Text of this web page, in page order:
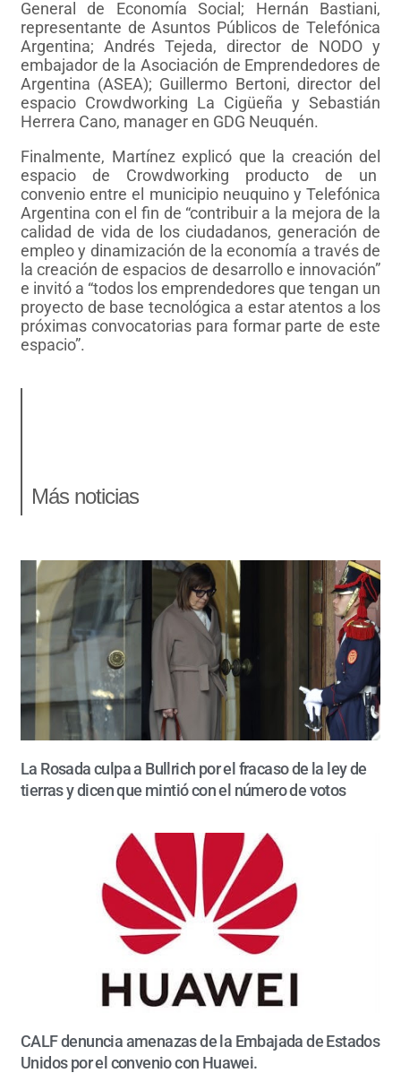
General de Economía Social; Hernán Bastiani,
representante de Asuntos Públicos de Telefónica
Argentina; Andrés Tejeda, director de NODO y
embajador de la Asociación de Emprendedores de
Argentina (ASEA); Guillermo Bertoni, director del
espacio Crowdworking La Cigüeña y Sebastián
Herrera Cano, manager en GDG Neuquén.
Finalmente, Martínez explicó que la creación del
espacio de Crowdworking producto de un
convenio entre el municipio neuquino y Telefónica
Argentina con el fin de “contribuir a la mejora de la
calidad de vida de los ciudadanos, generación de
empleo y dinamización de la economía a través de
la creación de espacios de desarrollo e innovación”
e invitó a “todos los emprendedores que tengan un
proyecto de base tecnológica a estar atentos a los
próximas convocatorias para formar parte de este
espacio”.
Más noticias
La Rosada culpa a Bullrich por el fracaso de la ley de
tierras y dicen que mintió con el número de votos
CALF denuncia amenazas de la Embajada de Estados
Unidos por el convenio con Huawei.